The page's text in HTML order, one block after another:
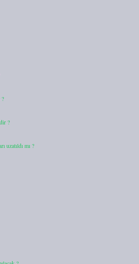
?
uzatıldı mı ?